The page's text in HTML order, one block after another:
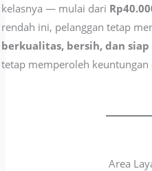
kelasnya — mulai dari
rendah ini, pelanggan tetap
berkualitas, bersih, dan siap
tetap memperoleh keuntungan
Area